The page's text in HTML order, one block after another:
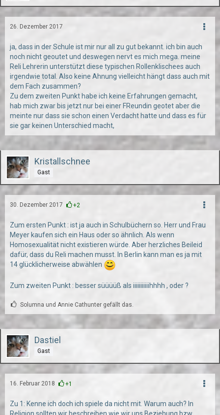
26. Dezember 2017
ja, dass in der Schule ist mir nur all zu gut bekannt. ich bin auch
noch nicht geoutet und deswegen nervt es mich mega. meine
Reli Lehrerin unterstützt diese typischen Rollenklischees auch
irgendwie total. Also keine Ahnung vielleicht hängt dass auch mit
dem Fach zusammen?
Zu dem zweiten Punkt habe ich keine Erfahrungen gemacht,
hab mich zwar bis jetzt nur bei einer FReundin geotet aber die
meinte nur dass sie schon einen Verdacht hatte und dass es für
sie gar keinen Unterschied macht,
Kristallschnee
Gast
30. Dezember 2017 +2
Zum ersten Punkt : ist ja auch in Schulbüchern so. Herr und Frau
Meyer kaufen sich ein Haus oder so ähnlich. Als wenn
Homosexualität nicht existieren würde. Aber herzliches Beileid
dafür, dass du Reli machen musst. In Berlin kann man es ja mit
14 glücklicherweise abwählen
Zum zweiten Punkt : besser süüüüß als iiiiiiiiiiihhhh , oder ?
Solumna und Annie Cathunter gefällt das.
Dastiel
Gast
16. Februar 2018 +1
Zu 1: Kenne ich doch ich spiele da nicht mit. Warum auch? In